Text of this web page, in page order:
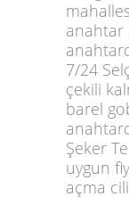
anahtar
7/24
çekili
barel
Şeker
uygun
açma